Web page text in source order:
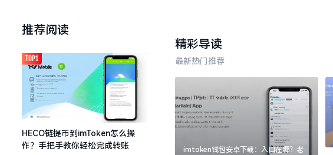
推荐阅读
HECO链提币到imToken怎么操
作？手把手教你轻松完成转账
TOP1
精彩导读
最新热门推荐
imtoken钱包安卓下载：入口在哪？老